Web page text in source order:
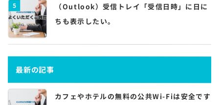
5 （Outlook）受信トレイ「受信日時」に日に
ちも表示したい。
最新の記事
カフェやホテルの無料の公共Wi-Fiは安全です